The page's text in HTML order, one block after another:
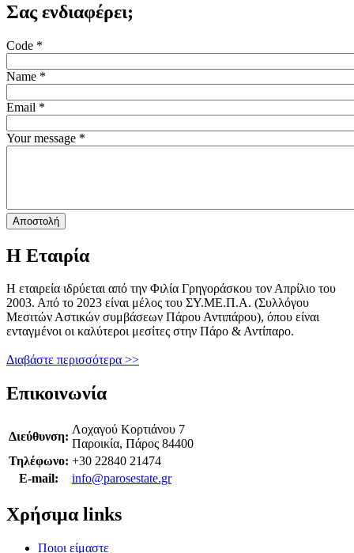
Σας ενδιαφέρει;
Code *
Name *
Email *
Your message *
Αποστολή
Η Εταιρία
Η εταιρεία ιδρύεται από την Φιλία Γρηγοράσκου τον Απρίλιο του
2003. Από το 2023 είναι μέλος του ΣΥ.ΜΕ.Π.Α. (Συλλόγου
Μεσιτών Αστικών συμβάσεων Πάρου Αντιπάρου), όπου είναι
ενταγμένοι οι καλύτεροι μεσίτες στην Πάρο & Αντίπαρο.
Διαβάστε περισσότερα >>
Επικοινωνία
Διεύθυνση:
Λοχαγού Κορτιάνου 7
Παροικία, Πάρος 84400
Τηλέφωνο: +30 22840 21474
E-mail:
info@parosestate.gr
Χρήσιμα links
Ποιοι είμαστε